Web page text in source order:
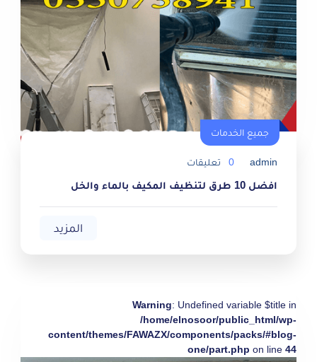
جميع الخدمات
admin
0 تعليقات
افضل 10 طرق لتنظيف المكيف بالماء والخل
المزيد
Warning: Undefined variable $title in
/home/elnosoor/public_html/wp-
content/themes/FAWAZX/components/packs/#blog-
one/part.php on line 44
جميع الخدمات